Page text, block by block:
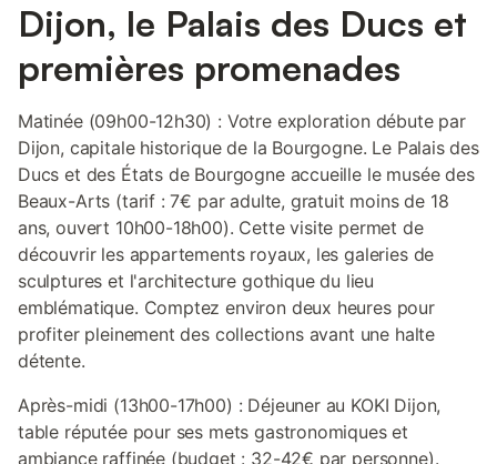
Dijon, le Palais des Ducs et
premières promenades
Matinée (09h00-12h30) : Votre exploration débute par
Dijon, capitale historique de la Bourgogne. Le Palais des
Ducs et des États de Bourgogne accueille le musée des
Beaux-Arts (tarif : 7€ par adulte, gratuit moins de 18
ans, ouvert 10h00-18h00). Cette visite permet de
découvrir les appartements royaux, les galeries de
sculptures et l'architecture gothique du lieu
emblématique. Comptez environ deux heures pour
profiter pleinement des collections avant une halte
détente.
Après-midi (13h00-17h00) : Déjeuner au KOKI Dijon,
table réputée pour ses mets gastronomiques et
ambiance raffinée (budget : 32-42€ par personne).